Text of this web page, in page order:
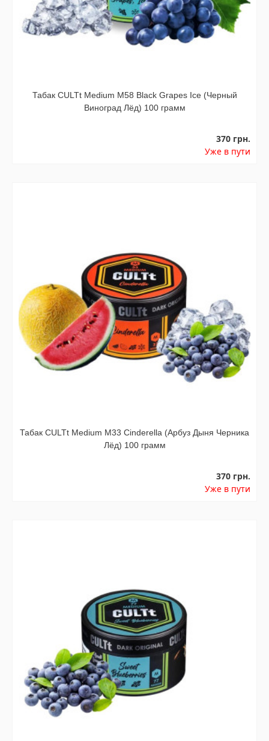
Табак CULTt Medium M58 Black Grapes Ice (Черный
Виноград Лёд) 100 грамм
370 грн.
Уже в пути
Табак CULTt Medium M33 Cinderella (Арбуз Дыня Черника
Лёд) 100 грамм
370 грн.
Уже в пути